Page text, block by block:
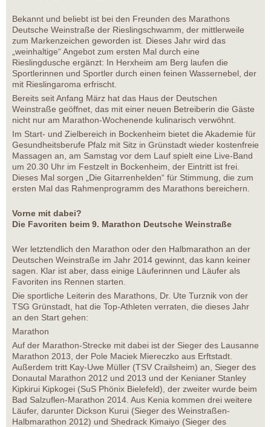
Bekannt und beliebt ist bei den Freunden des Marathons
Deutsche Weinstraße der Rieslingschwamm, der mittlerweile
zum Markenzeichen geworden ist. Dieses Jahr wird das
„weinhaltige“ Angebot zum ersten Mal durch eine
Rieslingdusche ergänzt: In Herxheim am Berg laufen die
Sportlerinnen und Sportler durch einen feinen Wassernebel, der
mit Rieslingaroma erfrischt.
Bereits seit Anfang März hat das Haus der Deutschen
Weinstraße geöffnet, das mit einer neuen Betreiberin die Gäste
nicht nur am Marathon-Wochenende kulinarisch verwöhnt.
Im Start- und Zielbereich in Bockenheim bietet die Akademie für
Gesundheitsberufe Pfalz mit Sitz in Grünstadt wieder kostenfreie
Massagen an, am Samstag vor dem Lauf spielt eine Live-Band
um 20.30 Uhr im Festzelt in Bockenheim, der Eintritt ist frei.
Dieses Mal sorgen „Die Gitarrenhelden“ für Stimmung, die zum
ersten Mal das Rahmenprogramm des Marathons bereichern.
Vorne mit dabei?
Die Favoriten beim 9. Marathon Deutsche Weinstraße
Wer letztendlich den Marathon oder den Halbmarathon an der
Deutschen Weinstraße im Jahr 2014 gewinnt, das kann keiner
sagen. Klar ist aber, dass einige Läuferinnen und Läufer als
Favoriten ins Rennen starten.
Die sportliche Leiterin des Marathons, Dr. Ute Turznik von der
TSG Grünstadt, hat die Top-Athleten verraten, die dieses Jahr
an den Start gehen:
Marathon
Auf der Marathon-Strecke mit dabei ist der Sieger des Lausanne
Marathon 2013, der Pole Maciek Miereczko aus Erftstadt.
Außerdem tritt Kay-Uwe Müller (TSV Crailsheim) an, Sieger des
Donautal Marathon 2012 und 2013 und der Kenianer Stanley
Kipkirui Kipkogei (SuS Phönix Bielefeld), der zweiter wurde beim
Bad Salzuflen-Marathon 2014. Aus Kenia kommen drei weitere
Läufer, darunter Dickson Kurui (Sieger des Weinstraßen-
Halbmarathon 2012) und Shedrack Kimaiyo (Sieger des